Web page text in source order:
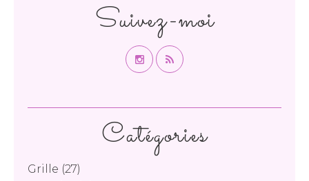
Catégories
Grille (27)
Suivez-moi